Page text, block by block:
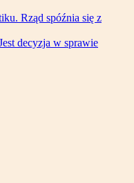
Rząd spóźnia się z
decyzja w sprawie